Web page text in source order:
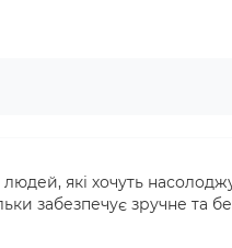
які хочуть
забезпечує зручне та